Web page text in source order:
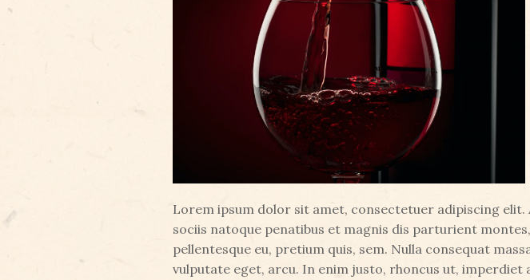
Lorem ipsum dolor sit amet, consectetuer adipiscing elit.
sociis natoque penatibus et magnis dis parturient
pellentesque eu, pretium quis, sem. Nulla consequat
vulputate eget, arcu. In enim justo, rhoncus ut, imperdiet